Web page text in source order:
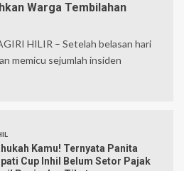
Warga Tembilahan
HILIR – Setelah belasan hari
memicu sejumlah insiden
Kamu! Ternyata Panita
Cup Inhil Belum Setor Pajak